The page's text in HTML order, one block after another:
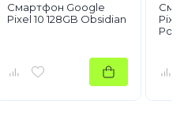
Смартфон Google
Pixel 10 128GB Obsidian